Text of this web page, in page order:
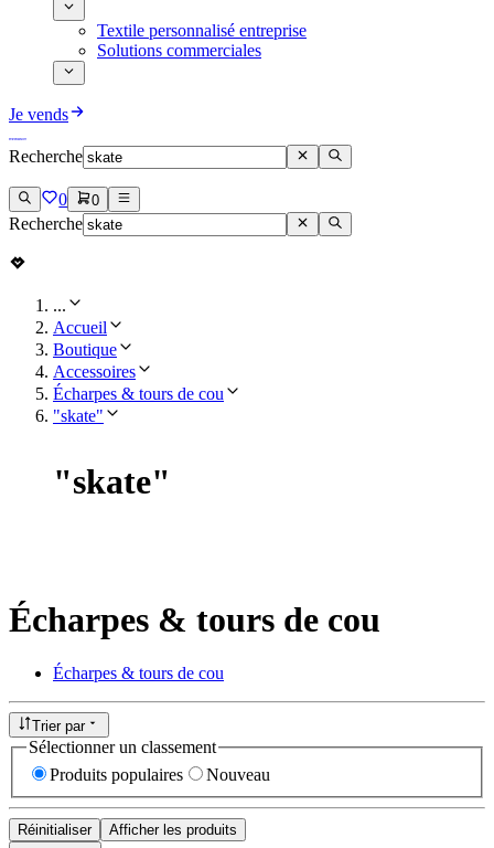
Textile personnalisé entreprise
Solutions commerciales
Je vends
Recherche
0 0
Recherche
...
Accueil
Boutique
Accessoires
Écharpes & tours de cou
"skate"
"skate"
Écharpes & tours de cou
Écharpes & tours de cou
Trier par
Sélectionner un classement
Produits populaires
Nouveau
Réinitialiser
Afficher les produits